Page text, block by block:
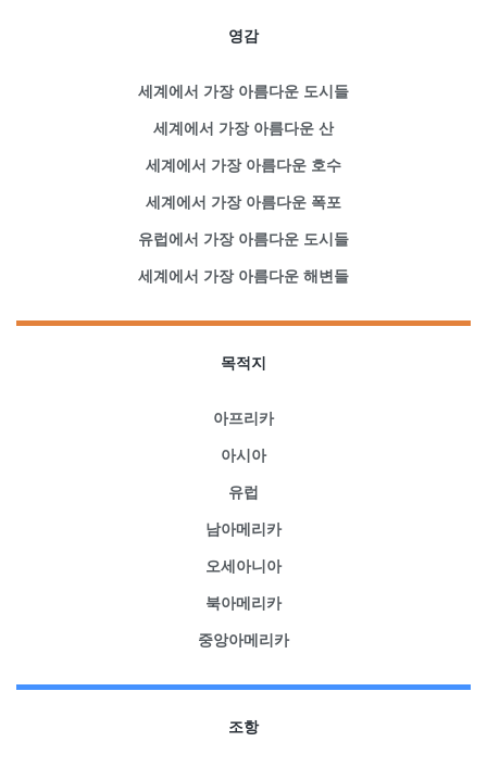
영감
세계에서 가장 아름다운 도시들
세계에서 가장 아름다운 산
세계에서 가장 아름다운 호수
세계에서 가장 아름다운 폭포
유럽에서 가장 아름다운 도시들
세계에서 가장 아름다운 해변들
목적지
아프리카
아시아
유럽
남아메리카
오세아니아
북아메리카
중앙아메리카
조항